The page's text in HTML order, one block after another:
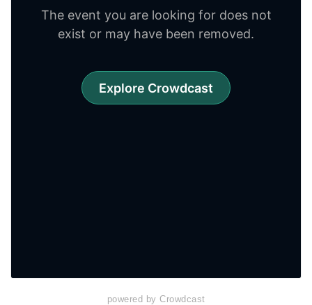
powered by Crowdcast